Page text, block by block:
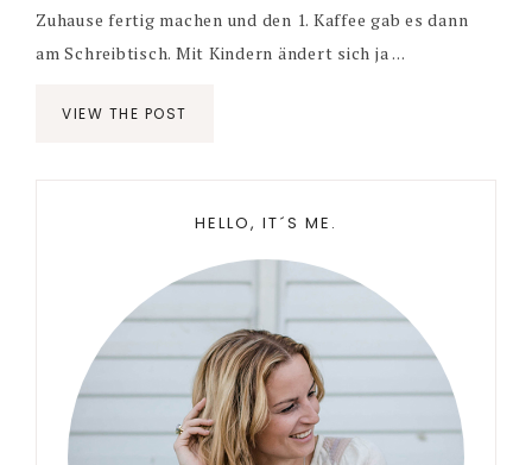
Zuhause fertig machen und den 1. Kaffee gab es dann
am Schreibtisch. Mit Kindern ändert sich ja ...
VIEW THE POST
HELLO, IT´S ME.